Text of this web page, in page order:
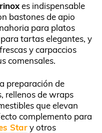
es indispensable
bastones de apio
para platos
tartas elegantes, y
y carpaccios
comensales.
preparación de
rellenos de wraps
que elevan
complemento para
Stary otros